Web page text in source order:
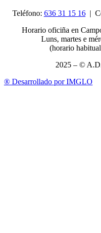
Teléfono: 636 31 15 16|
Horario oficiña en
Luns, martes e
(horario
2025 – ©
® Desarrollado por IMGLO